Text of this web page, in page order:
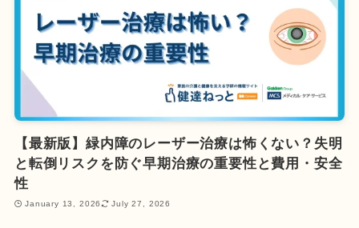
【最新版】緑内障のレーザー治療は怖くない？失明
と転倒リスクを防ぐ早期治療の重要性と費用・安全
性
January 13, 2026 July 27, 2026